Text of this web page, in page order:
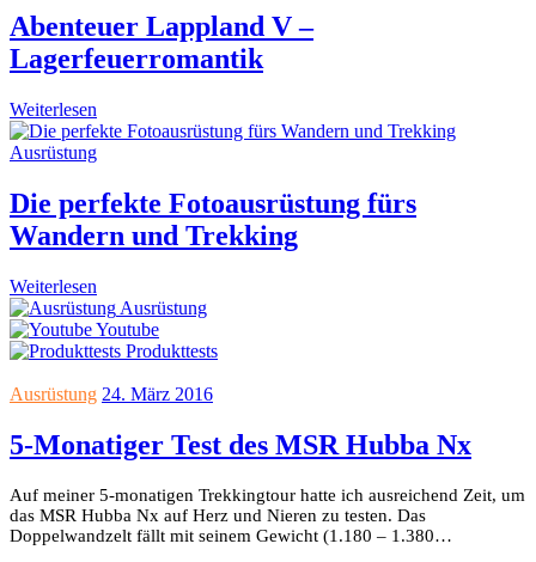
Abenteuer Lappland V –
Lagerfeuerromantik
Weiterlesen
Ausrüstung
Die perfekte Fotoausrüstung fürs
Wandern und Trekking
Weiterlesen
Ausrüstung
Youtube
Produkttests
Ausrüstung 24. März 2016
5-Monatiger Test des MSR Hubba Nx
Auf meiner 5-monatigen Trekkingtour hatte ich ausreichend Zeit, um
das MSR Hubba Nx auf Herz und Nieren zu testen. Das
Doppelwandzelt fällt mit seinem Gewicht (1.180 – 1.380…